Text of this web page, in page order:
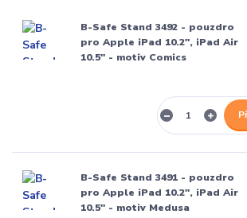
B-Safe Stand 3492 - pouzdro
pro Apple iPad 10.2", iPad Air
10.5" - motiv Comics
B-Safe Stand 3491 - pouzdro
pro Apple iPad 10.2", iPad Air
10.5" - motiv Medusa